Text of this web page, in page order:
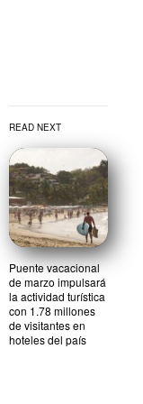
READ NEXT
Puente vacacional
de marzo impulsará
la actividad turística
con 1.78 millones
de visitantes en
hoteles del país